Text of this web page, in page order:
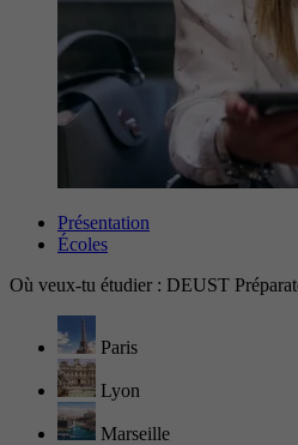
Présentation
Écoles
Où veux-tu étudier : DEUST
Paris
Lyon
Marseille